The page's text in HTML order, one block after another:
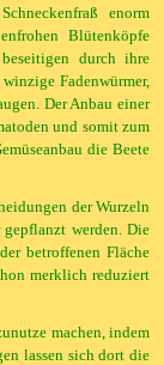
enorm
Blütenköpfe
durch ihre
Fadenwürmer,
Der Anbau einer
und somit zum
die Beete
der Wurzeln
werden. Die
betroffenen Fläche
merklich reduziert
machen, indem
lassen sich dort die